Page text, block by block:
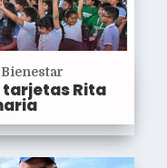
Rita